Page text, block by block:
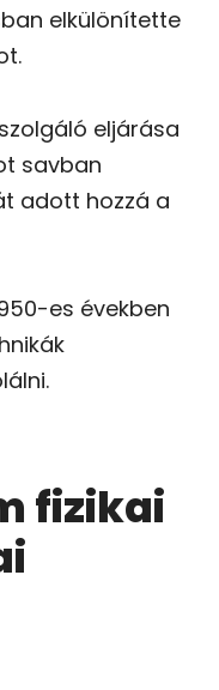
elkülönítette
eljárása
savban
adott hozzá a
es években
fizikai